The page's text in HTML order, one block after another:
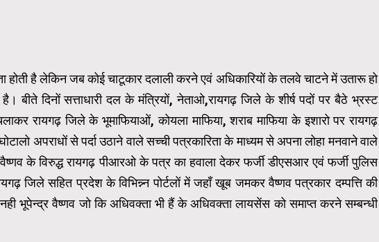
है लेकिन जब कोई चाटूकार दलाली करने एवं अधिकारियों के तलवे चाटने में उतारू हो
बीते दिनों सत्ताधारी दल के मंत्रियों, नेताओ,रायगढ़ जिले के शीर्ष पदों पर बैठे भ्रस्ट
रायगढ़ जिले के भूमाफियाओं, कोयला माफिया, शराब माफिया के इशारो पर रायगढ़
अपराधों से पर्दा उठाने वाले सच्ची पत्रकारिता के माध्यम से अपना लोहा मनवाने वाले
के विरुद्ध रायगढ़ पीआरओ के पत्र का हवाला देकर फर्जी डीएसआर एवं फर्जी पुलिस
जिले सहित प्रदेश के विभिन्न्न पोर्टलों में जहाँ खूब जमकर वैष्णव पत्रकार दम्पत्ति की
भूपेन्द्र वैष्णव जो कि अधिवक्ता भी हैं के अधिवक्ता लायसेंस को समाप्त करने सम्बन्धी